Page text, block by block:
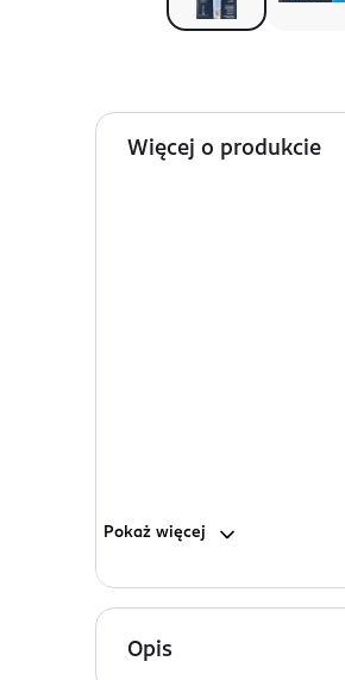
Więcej o produkcie
Pokaż więcej
Opis